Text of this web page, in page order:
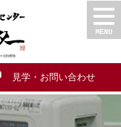
見学・お問い合わせ